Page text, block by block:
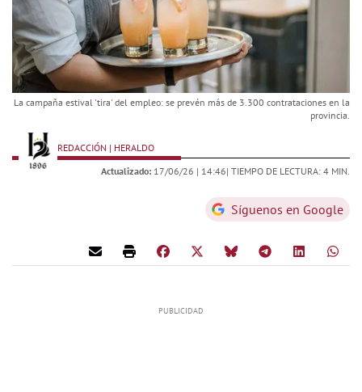
La campaña estival 'tira' del empleo: se prevén más de 3.300 contrataciones en la
provincia.
REDACCIÓN | HERALDO
Actualizado: 17/06/26 | 14:46| TIEMPO DE LECTURA: 4 MIN.
Síguenos en Google